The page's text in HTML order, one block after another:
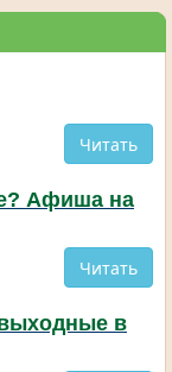
Читать
Афиша на
Читать
в